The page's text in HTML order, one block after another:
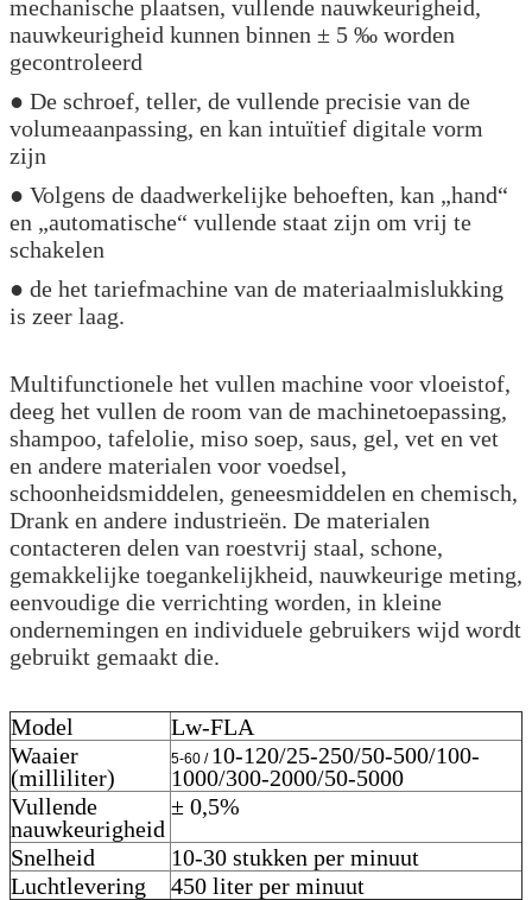
mechanische plaatsen, vullende nauwkeurigheid,
nauwkeurigheid kunnen binnen ± 5 ‰ worden
gecontroleerd
● De schroef, teller, de vullende precisie van de
volumeaanpassing, en kan intuïtief digitale vorm
zijn
● Volgens de daadwerkelijke behoeften, kan „hand“
en „automatische“ vullende staat zijn om vrij te
schakelen
● de het tariefmachine van de materiaalmislukking
is zeer laag.
Multifunctionele het vullen machine voor vloeistof,
deeg het vullen de room van de machinetoepassing,
shampoo, tafelolie, miso soep, saus, gel, vet en vet
en andere materialen voor voedsel,
schoonheidsmiddelen, geneesmiddelen en chemisch,
Drank en andere industrieën. De materialen
contacteren delen van roestvrij staal, schone,
gemakkelijke toegankelijkheid, nauwkeurige meting,
eenvoudige die verrichting worden, in kleine
ondernemingen en individuele gebruikers wijd wordt
gebruikt gemaakt die.
Model
Lw-FLA
Waaier
(milliliter)
5-60 / 10-120/25-250/50-500/100-
1000/300-2000/50-5000
Vullende
nauwkeurigheid
± 0,5%
Snelheid
10-30 stukken per minuut
Luchtlevering
450 liter per minuut